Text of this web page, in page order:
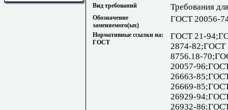
Вид требований Требования
Обозначение
заменяемого(ых)
ГОСТ 20056-
Нормативные ссылки на:
ГОСТ
ГОСТ 21-
2874-82;ГОСТ
8756.18-
20057-
26663-
26669-
26929-
26932-